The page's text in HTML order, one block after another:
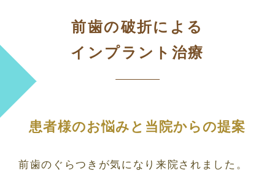
前歯の破折による
インプラント治療
患者様のお悩みと当院からの提案
前歯のぐらつきが気になり来院されました。